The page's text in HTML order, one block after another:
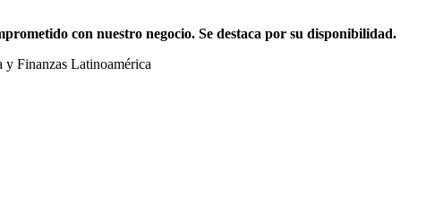
con nuestro negocio. Se destaca por su disponibilidad.
y Finanzas Latinoamérica